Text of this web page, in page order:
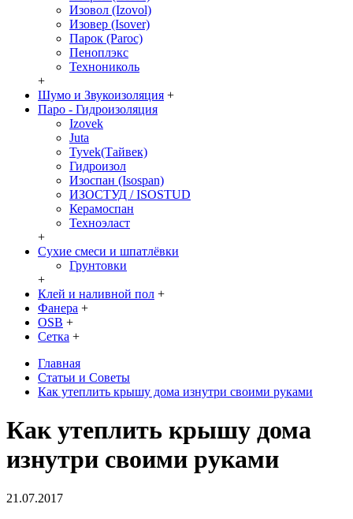
Изовол (Izovol)
Изовер (Isover)
Парок (Paroс)
Пеноплэкс
Технониколь
+
Шумо и Звукоизоляция +
Паро - Гидроизоляция
Izovek
Juta
Tyvek(Тайвек)
Гидроизол
Изоспан (Isospan)
ИЗОСТУД / ISOSTUD
Керамоспан
Техноэласт
+
Сухие смеси и шпатлёвки
Грунтовки
+
Клей и наливной пол +
Фанера +
OSB +
Сетка +
Главная
Статьи и Советы
Как утеплить крышу дома изнутри своими руками
Как утеплить крышу дома
изнутри своими руками
21.07.2017